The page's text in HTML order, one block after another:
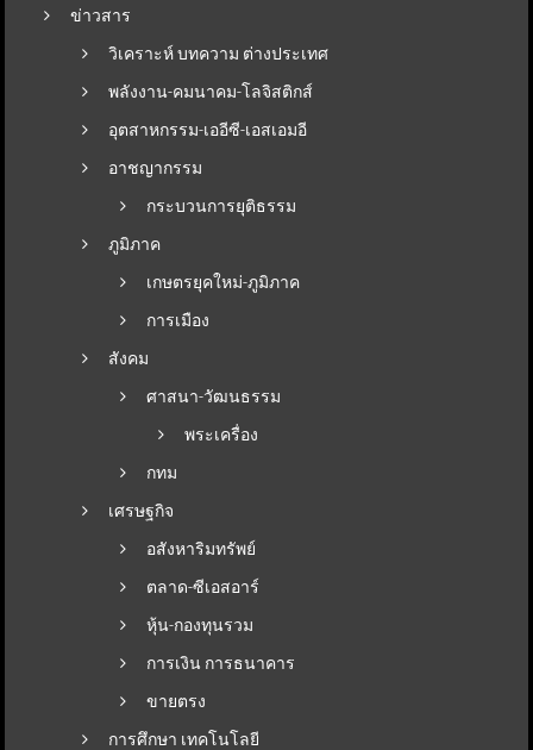
ข่าวสาร
วิเคราะห์ บทความ ต่างประเทศ
พลังงาน-คมนาคม-โลจิสติกส์
อุตสาหกรรม-เออีซี-เอสเอมอี
อาชญากรรม
กระบวนการยุติธรรม
ภูมิภาค
เกษตรยุคใหม่-ภูมิภาค
การเมือง
สังคม
ศาสนา-วัฒนธรรม
พระเครื่อง
กทม
เศรษฐกิจ
อสังหาริมทรัพย์
ตลาด-ซีเอสอาร์
หุ้น-กองทุนรวม
การเงิน การธนาคาร
ขายตรง
การศึกษา เทคโนโลยี